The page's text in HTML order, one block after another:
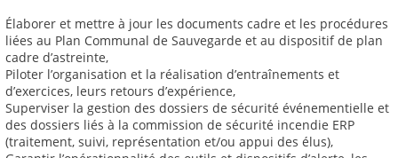
Élaborer et mettre à jour les documents cadre et les procédures
liées au Plan Communal de Sauvegarde et au dispositif de plan
cadre d’astreinte,
Piloter l’organisation et la réalisation d’entraînements et
d’exercices, leurs retours d’expérience,
Superviser la gestion des dossiers de sécurité événementielle et
des dossiers liés à la commission de sécurité incendie ERP
(traitement, suivi, représentation et/ou appui des élus),